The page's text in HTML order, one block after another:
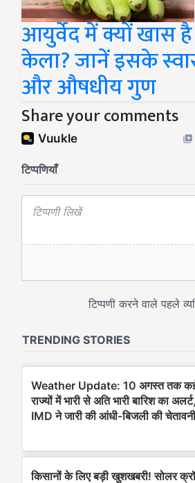
आयुर्वेद में क्यों खास
केला? जानें इसके
और औषधीय गुण
Share your comments